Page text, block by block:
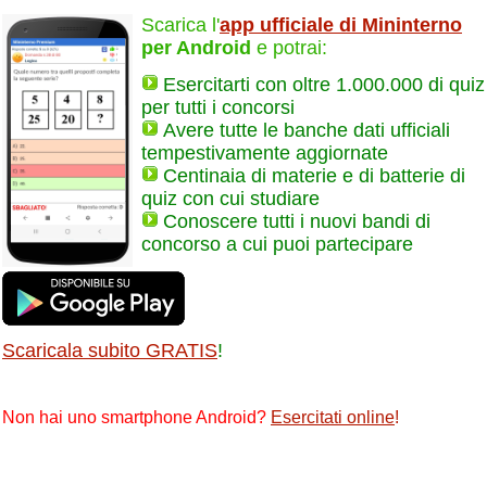
Scarica l'app ufficiale di Mininterno
per Android e potrai:
Esercitarti con oltre 1.000.000 di quiz
per tutti i concorsi
Avere tutte le banche dati ufficiali
tempestivamente aggiornate
Centinaia di materie e di batterie di
quiz con cui studiare
Conoscere tutti i nuovi bandi di
concorso a cui puoi partecipare
Scaricala subito GRATIS!
Non hai uno smartphone Android? Esercitati online!